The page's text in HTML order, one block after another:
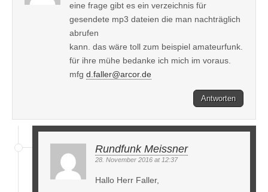
eine frage gibt es ein verzeichnis für
gesendete mp3 dateien die man nachträglich
abrufen
kann. das wäre toll zum beispiel amateurfunk.
für ihre mühe bedanke ich mich im voraus.
mfg d.faller@arcor.de
Antworten
Rundfunk Meissner
28. November 2016 at 12:37
Hallo Herr Faller,